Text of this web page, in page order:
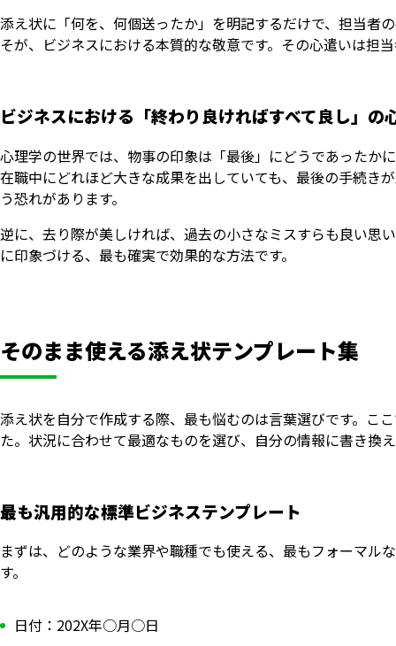
添え状に「何を、何個送ったか」を明記するだけで、担当者
そが、ビジネスにおける本質的な敬意です。その心遣いは担
ビジネスにおける「終わり良ければすべて良し」の
心理学の世界では、物事の印象は「最後」にどうであったか
在職中にどれほど大きな成果を出していても、最後の手続き
う恐れがあります。
逆に、去り際が美しければ、過去の小さなミスすらも良い思
に印象づける、最も確実で効果的な方法です。
そのまま使える添え状テンプレート集
添え状を自分で作成する際、最も悩むのは言葉選びです。こ
た。状況に合わせて最適なものを選び、自分の情報に書き換
最も汎用的な標準ビジネステンプレート
まずは、どのような業界や職種でも使える、最もフォーマル
す。
日付：202X年○月○日